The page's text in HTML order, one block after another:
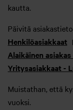
kautta.
Päivitä
Henkilöasiakkaat
Alaikäinen
Yritysasiakkaat -
Muistathan, että
vuoksi.